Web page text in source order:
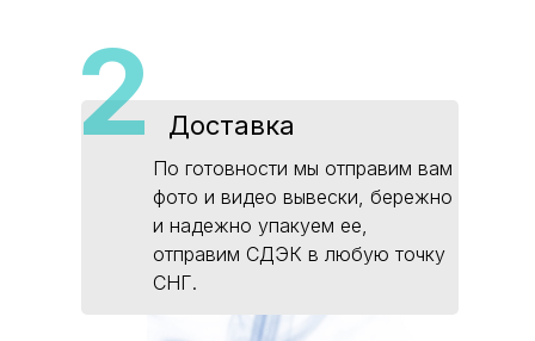
По готовности мы отправим вам
фото и видео вывески, бережно
и надежно упакуем ее,
отправим СДЭК в любую точку
СНГ.
Доставка
2